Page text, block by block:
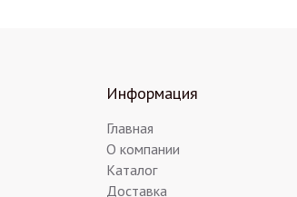
Информация
Главная
О компании
Каталог
Доставка